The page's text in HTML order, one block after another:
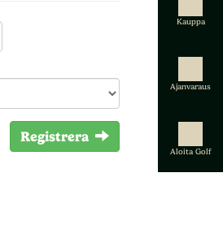
Kauppa
Ajanvaraus
Aloita Golf
Registrera